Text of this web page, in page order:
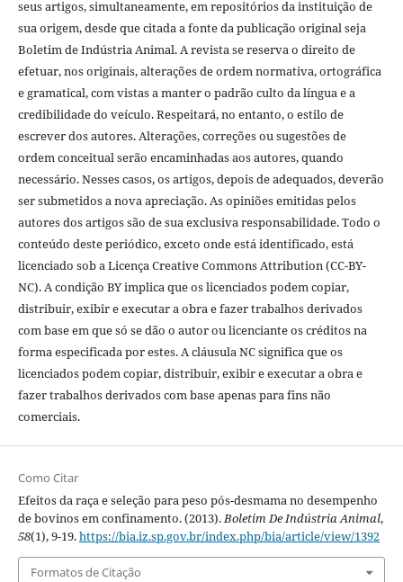
seus artigos, simultaneamente, em repositórios da instituição de
sua origem, desde que citada a fonte da publicação original seja
Boletim de Indústria Animal. A revista se reserva o direito de
efetuar, nos originais, alterações de ordem normativa, ortográfica
e gramatical, com vistas a manter o padrão culto da língua e a
credibilidade do veículo. Respeitará, no entanto, o estilo de
escrever dos autores. Alterações, correções ou sugestões de
ordem conceitual serão encaminhadas aos autores, quando
necessário. Nesses casos, os artigos, depois de adequados, deverão
ser submetidos a nova apreciação. As opiniões emitidas pelos
autores dos artigos são de sua exclusiva responsabilidade. Todo o
conteúdo deste periódico, exceto onde está identificado, está
licenciado sob a Licença Creative Commons Attribution (CC-BY-
NC). A condição BY implica que os licenciados podem copiar,
distribuir, exibir e executar a obra e fazer trabalhos derivados
com base em que só se dão o autor ou licenciante os créditos na
forma especificada por estes. A cláusula NC significa que os
licenciados podem copiar, distribuir, exibir e executar a obra e
fazer trabalhos derivados com base apenas para fins não
comerciais.
Como Citar
Efeitos da raça e seleção para peso pós-desmama no desempenho
de bovinos em confinamento. (2013).Boletim De Indústria Animal,
58(1), 9-19.https://bia.iz.sp.gov.br/index.php/bia/article/view/1392
Formatos de Citação